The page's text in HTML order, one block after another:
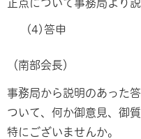
正点について事務局より
(4)答申
（南部会長）
事務局から説明のあった
ついて、何か御意見、御
特にございませんか。